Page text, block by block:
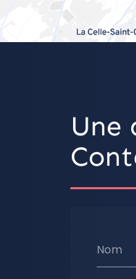
Une
Nom